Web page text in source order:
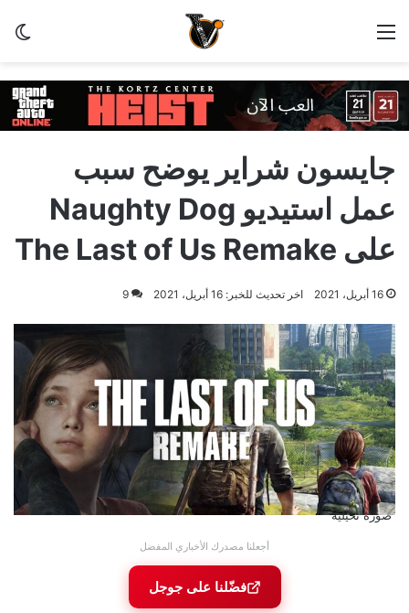
القائمة
جايسون شراير يوضح سبب
عمل استيديو Naughty Dog
على The Last of Us Remake
16 أبريل، 2021 اخر تحديث للخبر: 16 أبريل، 2021 9
صورة تخيلية
أجعلنا مصدرك الأخباري المفضل
فضّلنا على جوجل